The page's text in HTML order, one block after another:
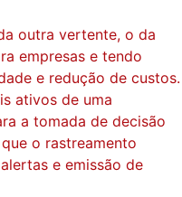
outra vertente, o da
empresas e tendo
e redução de custos.
ativos de uma
a tomada de decisão
o rastreamento
e emissão de